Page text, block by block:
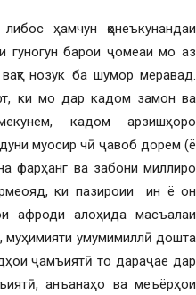
ҳамчун қонеъкунандаи
гуногун барои ҷомеаи мо аз
нозук ба шумор меравад.
ки мо дар кадом замон ва
кадом арзишҳоро
муосир чӣ ҷавоб дорем (ё
фарҳанг ва забони миллиро
ки пазироии ин ё он
афроди алоҳида масъалаи
муҳимияти умумимиллӣ дошта
ҷамъиятӣ то дараҷае дар
анъанаҳо ва меъёрҳои